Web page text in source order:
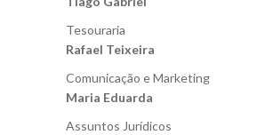
Tesouraria
Rafael Teixeira
Comunicação e Marketing
Maria Eduarda
Assuntos Jurídicos